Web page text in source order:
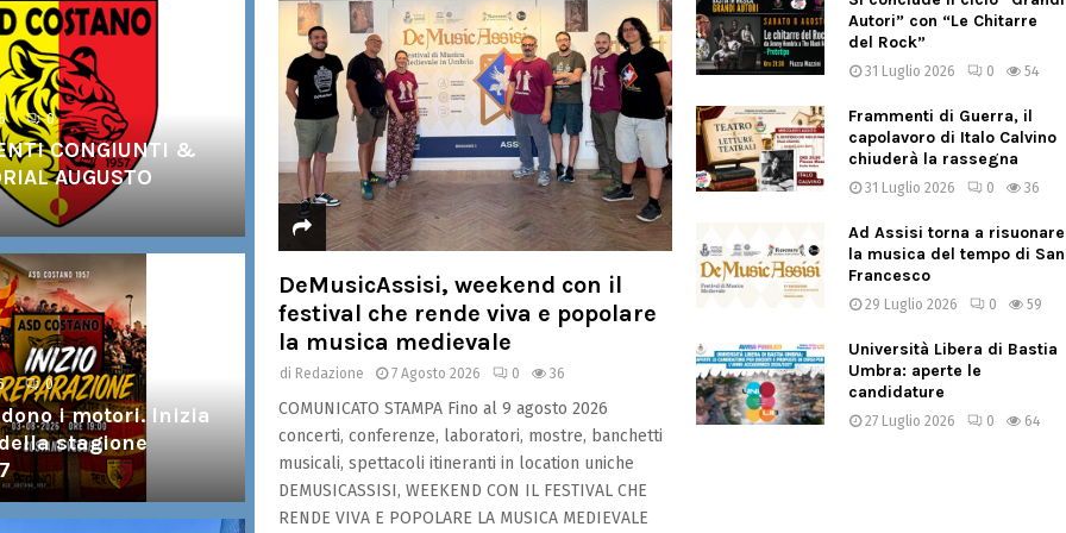
0
CONGIUNTI &
AUGUSTO
0
i motori. Inizia
stagione
DeMusicAssisi, weekend con il
festival che rende viva e popolare
la musica medievale
di Redazione 7 Agosto 2026 0 36
COMUNICATO STAMPA Fino al 9 agosto 2026
concerti, conferenze, laboratori, mostre, banchetti
musicali, spettacoli itineranti in location uniche
DEMUSICASSISI, WEEKEND CON IL FESTIVAL CHE
RENDE VIVA E POPOLARE LA MUSICA MEDIEVALE
Autori” con “Le Chitarre
del Rock”
31 Luglio 2026 0 54
Frammenti di Guerra, il
capolavoro di Italo Calvino
chiuderà la rassegna
31 Luglio 2026 0 36
Ad Assisi torna a risuonare
la musica del tempo di San
Francesco
29 Luglio 2026 0 59
Università Libera di Bastia
Umbra: aperte le
candidature
27 Luglio 2026 0 64